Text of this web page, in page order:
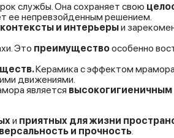
службы. Она сохраняет свою
ее непревзойденным решением.
и интерьерыи
Это преимуществоособенно
Керамика с эффектом мрамора
движениями.
является
и приятных для жизни
и прочность.